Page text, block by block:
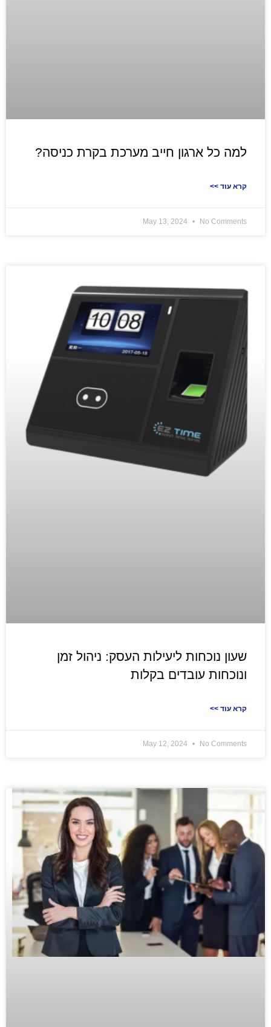
למה כל ארגון חייב מערכת בקרת כניסה?
<< קרא עוד
May 13, 2024 No Comments
שעון נוכחות ליעילות העסק: ניהול זמן
ונוכחות עובדים בקלות
<< קרא עוד
May 12, 2024 No Comments